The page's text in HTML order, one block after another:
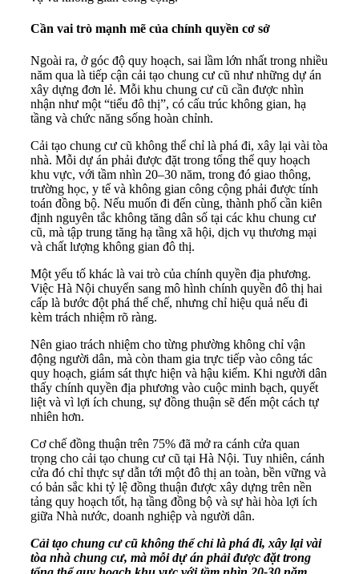
Cần vai trò mạnh mẽ của chính quyền cơ sở
Ngoài ra, ở góc độ quy hoạch, sai lầm lớn nhất trong nhiều
năm qua là tiếp cận cải tạo chung cư cũ như những dự án
xây dựng đơn lẻ. Mỗi khu chung cư cũ cần được nhìn
nhận như một “tiểu đô thị”, có cấu trúc không gian, hạ
tầng và chức năng sống hoàn chỉnh.
Cải tạo chung cư cũ không thể chỉ là phá đi, xây lại vài tòa
nhà. Mỗi dự án phải được đặt trong tổng thể quy hoạch
khu vực, với tầm nhìn 20–30 năm, trong đó giao thông,
trường học, y tế và không gian công cộng phải được tính
toán đồng bộ. Nếu muốn đi đến cùng, thành phố cần kiên
định nguyên tắc không tăng dân số tại các khu chung cư
cũ, mà tập trung tăng hạ tầng xã hội, dịch vụ thương mại
và chất lượng không gian đô thị.
Một yếu tố khác là vai trò của chính quyền địa phương.
Việc Hà Nội chuyển sang mô hình chính quyền đô thị hai
cấp là bước đột phá thể chế, nhưng chỉ hiệu quả nếu đi
kèm trách nhiệm rõ ràng.
Nên giao trách nhiệm cho từng phường không chỉ vận
động người dân, mà còn tham gia trực tiếp vào công tác
quy hoạch, giám sát thực hiện và hậu kiểm. Khi người dân
thấy chính quyền địa phương vào cuộc minh bạch, quyết
liệt và vì lợi ích chung, sự đồng thuận sẽ đến một cách tự
nhiên hơn.
Cơ chế đồng thuận trên 75% đã mở ra cánh cửa quan
trọng cho cải tạo chung cư cũ tại Hà Nội. Tuy nhiên, cánh
cửa đó chỉ thực sự dẫn tới một đô thị an toàn, bền vững và
có bản sắc khi tỷ lệ đồng thuận được xây dựng trên nền
tảng quy hoạch tốt, hạ tầng đồng bộ và sự hài hòa lợi ích
giữa Nhà nước, doanh nghiệp và người dân.
Cải tạo chung cư cũ không thể chỉ là phá đi, xây lại vài
tòa nhà chung cư, mà mỗi dự án phải được đặt trong